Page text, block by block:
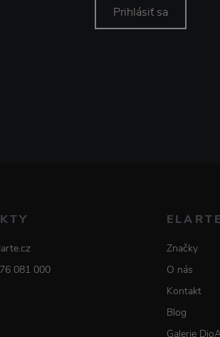
Prihlásiť sa
081 000
Značky
O nás
Kontakt
Blog
Galerie